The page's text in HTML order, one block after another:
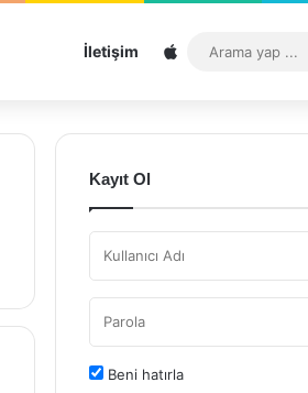
İletişim Sitemap
Kayıt Ol
Beni hatırla